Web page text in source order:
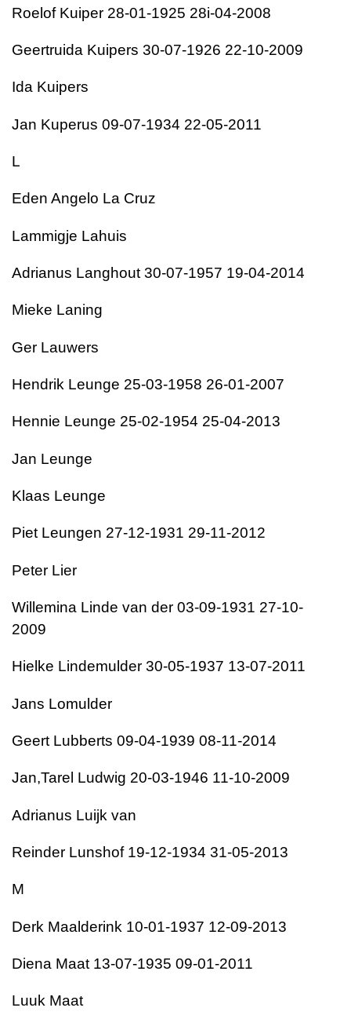
Roelof Kuiper 28-01-1925 28i-04-2008
Geertruida Kuipers 30-07-1926 22-10-2009
Ida Kuipers
Jan Kuperus 09-07-1934 22-05-2011
L
Eden Angelo La Cruz
Lammigje Lahuis
Adrianus Langhout 30-07-1957 19-04-2014
Mieke Laning
Ger Lauwers
Hendrik Leunge 25-03-1958 26-01-2007
Hennie Leunge 25-02-1954 25-04-2013
Jan Leunge
Klaas Leunge
Piet Leungen 27-12-1931 29-11-2012
Peter Lier
Willemina Linde van der 03-09-1931 27-10-
2009
Hielke Lindemulder 30-05-1937 13-07-2011
Jans Lomulder
Geert Lubberts 09-04-1939 08-11-2014
Jan,Tarel Ludwig 20-03-1946 11-10-2009
Adrianus Luijk van
Reinder Lunshof 19-12-1934 31-05-2013
M
Derk Maalderink 10-01-1937 12-09-2013
Diena Maat 13-07-1935 09-01-2011
Luuk Maat